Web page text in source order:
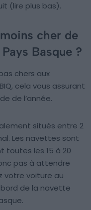
(lire plus bas).
cher de
Basque ?
chers aux
cela vous assurant
de l’année.
situés entre 2
Les navettes sont
les 15 à 20
pas à attendre
votre voiture au
de la navette